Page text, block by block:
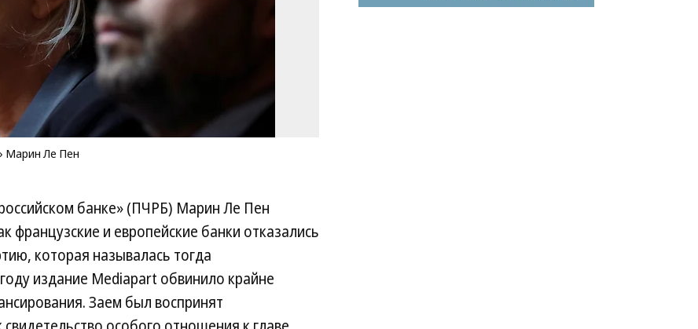
Марин Ле Пен
Charles
банке» (ПЧРБ) Марин Ле Пен
французские и европейские банки отказались
которая называлась тогда
издание Mediapart обвинило крайне
Заем был воспринят